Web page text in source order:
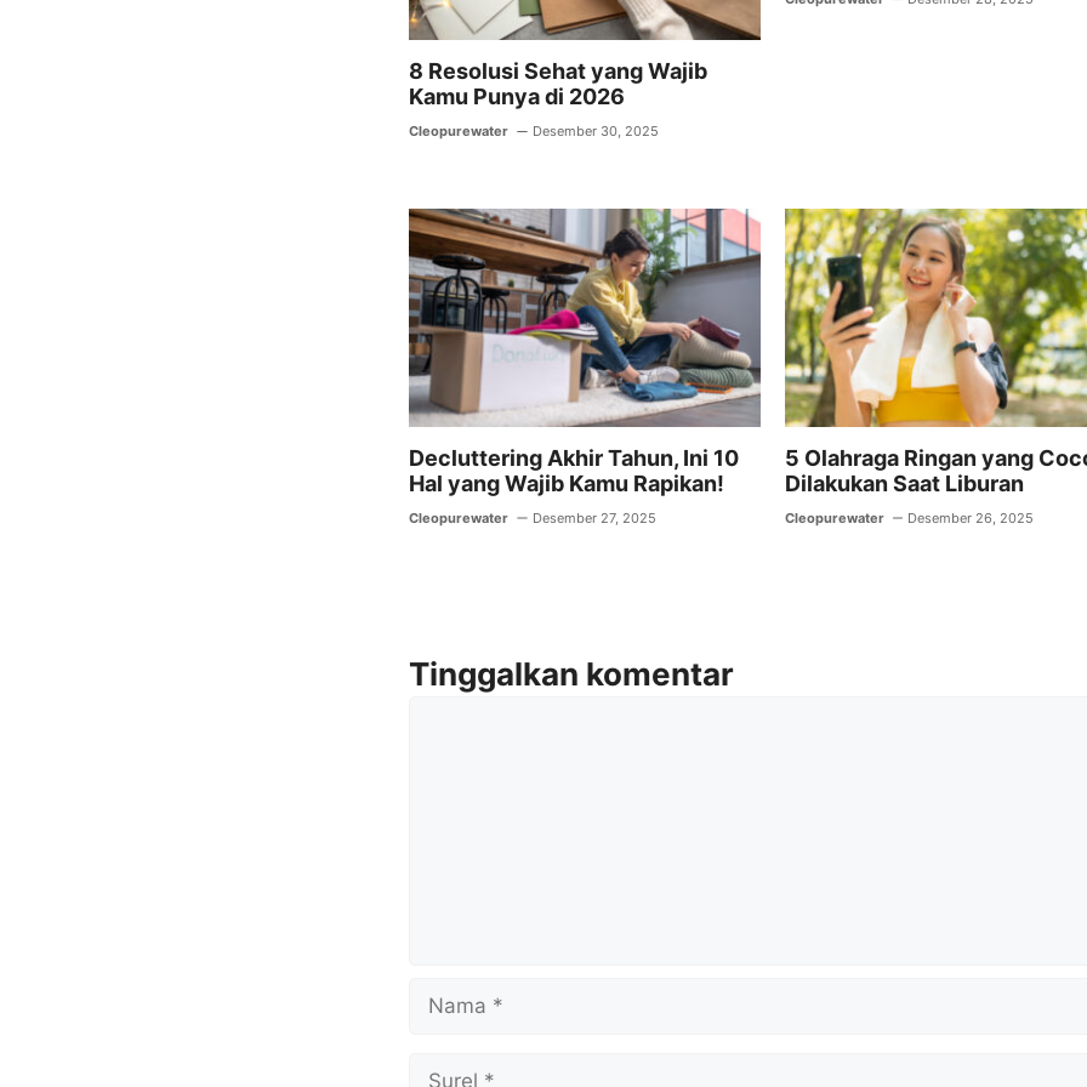
8 Resolusi Sehat yang Wajib
Kamu Punya di 2026
Cleopurewater Desember 30, 2025
Decluttering Akhir Tahun, Ini 10
Hal yang Wajib Kamu Rapikan!
Cleopurewater Desember 27, 2025
5 Olahraga Ringan yang
Dilakukan Saat Liburan
Cleopurewater Desember 26, 2025
Tinggalkan komentar
Nama
Surel